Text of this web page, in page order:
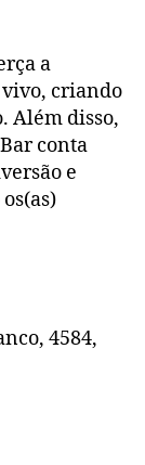
a
criando
Além disso,
conta
e
4584,